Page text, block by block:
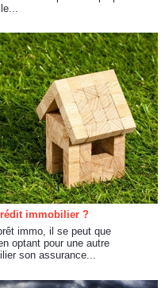
immobilier ?
immo, il se peut que
optant pour une autre
son assurance...